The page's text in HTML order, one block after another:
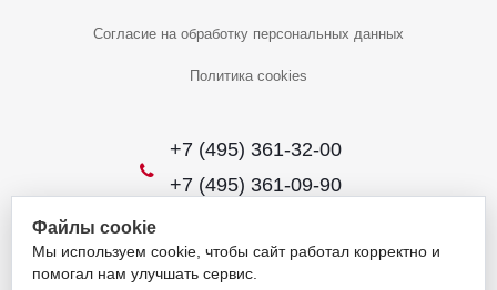
Согласие на обработку персональных данных
Политика cookies
+7 (495) 361-32-00
+7 (495) 361-09-90
2026 © Уникальный интернет-магазин
Файлы cookie
Мы используем cookie, чтобы сайт работал корректно и
помогал нам улучшать сервис.